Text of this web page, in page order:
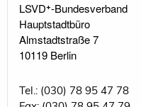
LSVD⁺-Bundesverband
Hauptstadtbüro
Almstadtstraße 7
10119 Berlin
Tel.: (030) 78 95 47 78